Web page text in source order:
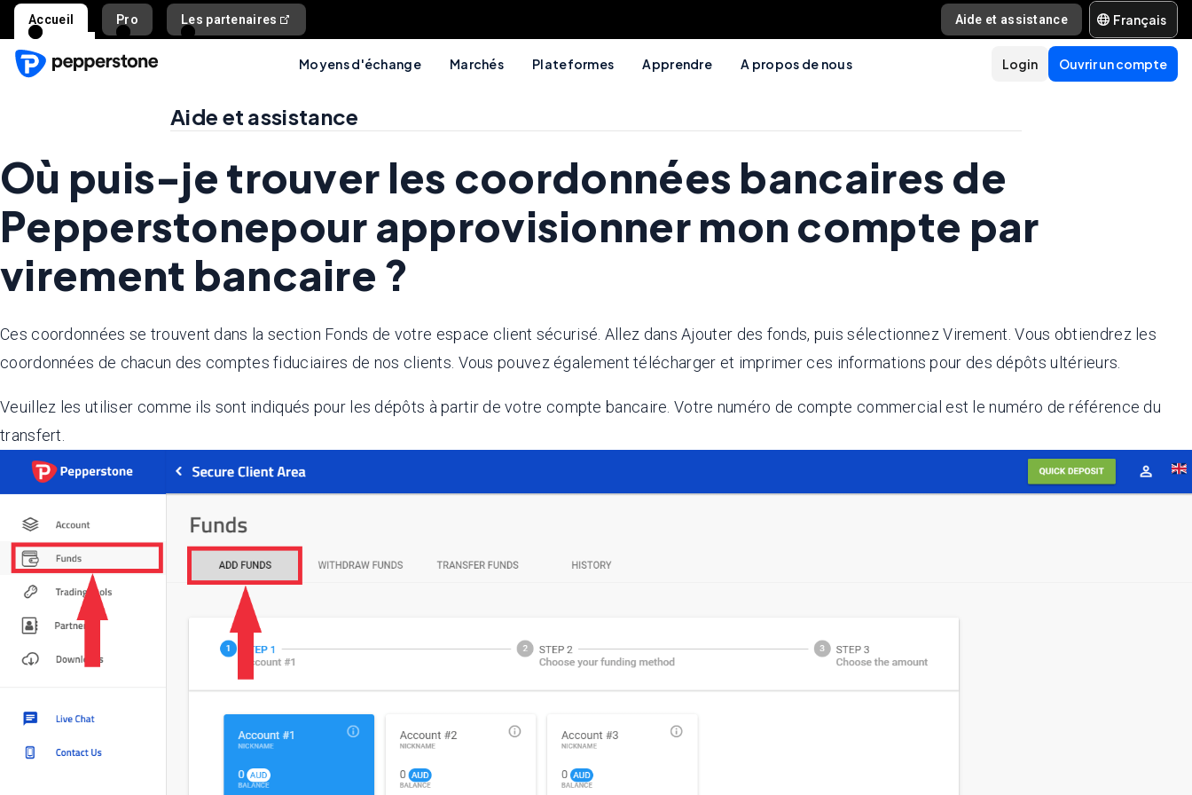
Accueil Pro Les partenaires Aide et assistance Français
Moyens d'échange Marchés Plateformes Apprendre A propos de nous Ouvrir un compte
Login
Aide et assistance
Où puis-je trouver les coordonnées bancaires de
Pepperstonepour approvisionner mon compte par
virement bancaire ?
Ces coordonnées se trouvent dans la section Fonds de votre espace client sécurisé. Allez dans Ajouter des fonds, puis sélectionnez Virement. Vous obtiendrez les
coordonnées de chacun des comptes fiduciaires de nos clients. Vous pouvez également télécharger et imprimer ces informations pour des dépôts ultérieurs.
Veuillez les utiliser comme ils sont indiqués pour les dépôts à partir de votre compte bancaire. Votre numéro de compte commercial est le numéro de référence du
transfert.